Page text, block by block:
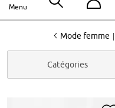
Menu
<Mode femme |
Catégories